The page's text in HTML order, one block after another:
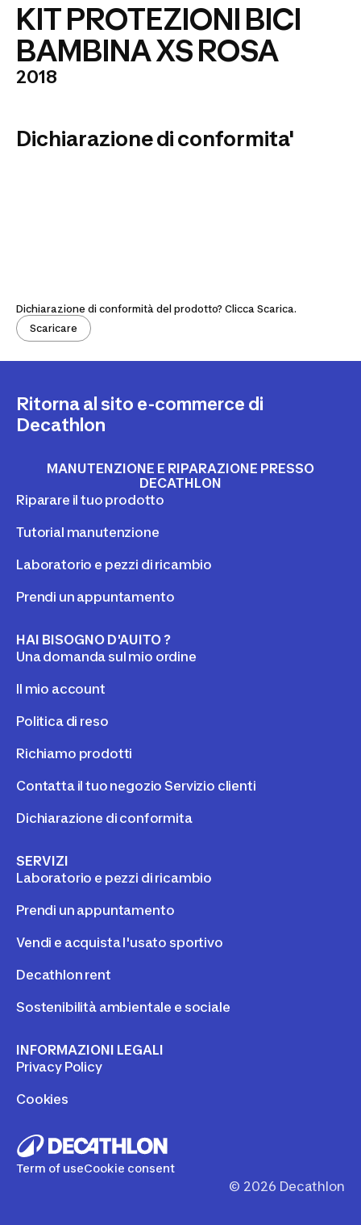
KIT PROTEZIONI BICI
BAMBINA XS ROSA
2018
Dichiarazione di conformita'
Dichiarazione di conformità del prodotto? Clicca Scarica.
Scaricare
Ritorna al sito e-commerce di
Decathlon
MANUTENZIONE E RIPARAZIONE PRESSO
DECATHLON
Riparare il tuo prodotto
Tutorial manutenzione
Laboratorio e pezzi di ricambio
Prendi un appuntamento
HAI BISOGNO D'AUITO ?
Una domanda sul mio ordine
Il mio account
Politica di reso
Richiamo prodotti
Contatta il tuo negozio Servizio clienti
Dichiarazione di conformita
SERVIZI
Laboratorio e pezzi di ricambio
Prendi un appuntamento
Vendi e acquista l'usato sportivo
Decathlon rent
Sostenibilità ambientale e sociale
INFORMAZIONI LEGALI
Privacy Policy
Cookies
Term of useCookie consent
© 2026 Decathlon